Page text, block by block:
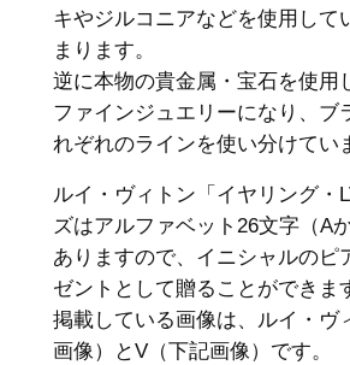
キやジルコニアなどを使用して
まります。
逆に本物の貴金属・宝石を使用
ファインジュエリーになり、ブ
れぞれのラインを使い分けてい
ルイ・ヴィトン「イヤリング・
ズはアルファベット26文字（A
ありますので、イニシャルのピ
ゼントとして贈ることができま
掲載している画像は、ルイ・ヴ
画像）とV（下記画像）です。